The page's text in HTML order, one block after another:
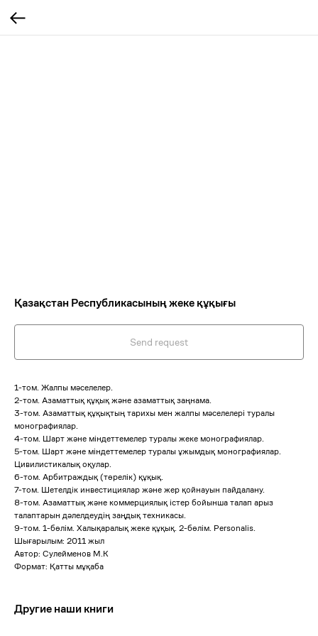
Қазақстан Республикасының жеке құқығы
Send request
1-том. Жалпы мәселелер.
2-том. Азаматтық құқық және азаматтық заңнама.
3-том. Азаматтық құқықтың тарихы мен жалпы мәселелері туралы
монографиялар.
4-том. Шарт және міндеттемелер туралы жеке монографиялар.
5-том. Шарт және міндеттемелер туралы ұжымдық монографиялар.
Цивилистикалық оқулар.
6-том. Арбитраждық (төрелік) құқық.
7-том. Шетелдік инвестициялар және жер қойнауын пайдалану.
8-том. Азаматтық және коммерциялық істер бойынша талап арыз
талаптарын дәлелдеудің заңдық техникасы.
9-том. 1-бөлім. Халықаралық жеке құқық. 2-бөлім. Personalis.
Шығарылым: 2011 жыл
Автор: Сулейменов М.К
Формат: Қатты мұқаба
Другие наши книги